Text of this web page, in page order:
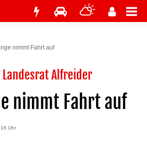
nimmt Fahrt auf
Alfreider
nimmt Fahrt auf
Uhr